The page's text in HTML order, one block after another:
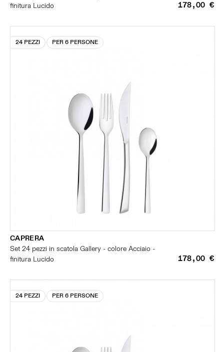
finitura Lucido
178,00 €
24 PEZZI PER 6 PERSONE
CAPRERA
Set 24 pezzi in scatola Gallery - colore Acciaio -
finitura Lucido
178,00 €
24 PEZZI PER 6 PERSONE